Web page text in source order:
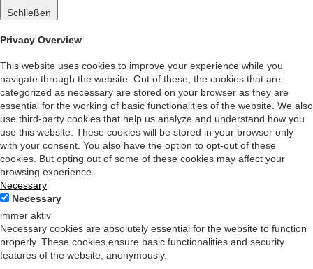
Schließen
Privacy Overview
This website uses cookies to improve your experience while you
navigate through the website. Out of these, the cookies that are
categorized as necessary are stored on your browser as they are
essential for the working of basic functionalities of the website. We also
use third-party cookies that help us analyze and understand how you
use this website. These cookies will be stored in your browser only
with your consent. You also have the option to opt-out of these
cookies. But opting out of some of these cookies may affect your
browsing experience.
Necessary
Necessary
immer aktiv
Necessary cookies are absolutely essential for the website to function
properly. These cookies ensure basic functionalities and security
features of the website, anonymously.